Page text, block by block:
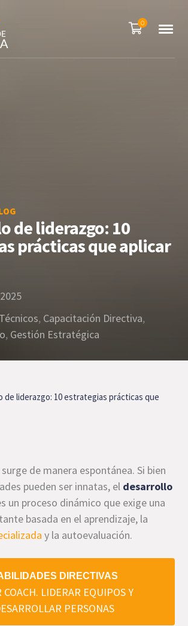
0
de liderazgo: 10
prácticas que aplicar
, Capacitación Directiva,
, Gestión Estratégica
de liderazgo: 10 estrategias prácticas que
de manera espontánea. Si bien
pueden ser innatas, el desarrollo
un proceso dinámico que exige una
basada en el aprendizaje, la
y la autoevaluación.
DIRECTIVAS
COACH. LIDERAR EQUIPOS Y
PERSONAS